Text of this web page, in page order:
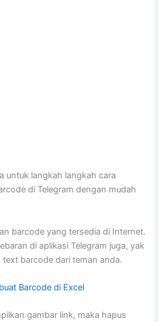
untuk langkah langkah cara
di Telegram dengan mudah
barcode yang tersedia di Internet.
di aplikasi Telegram juga, yak
barcode dari teman anda.
Barcode di Excel
gambar link, maka hapus